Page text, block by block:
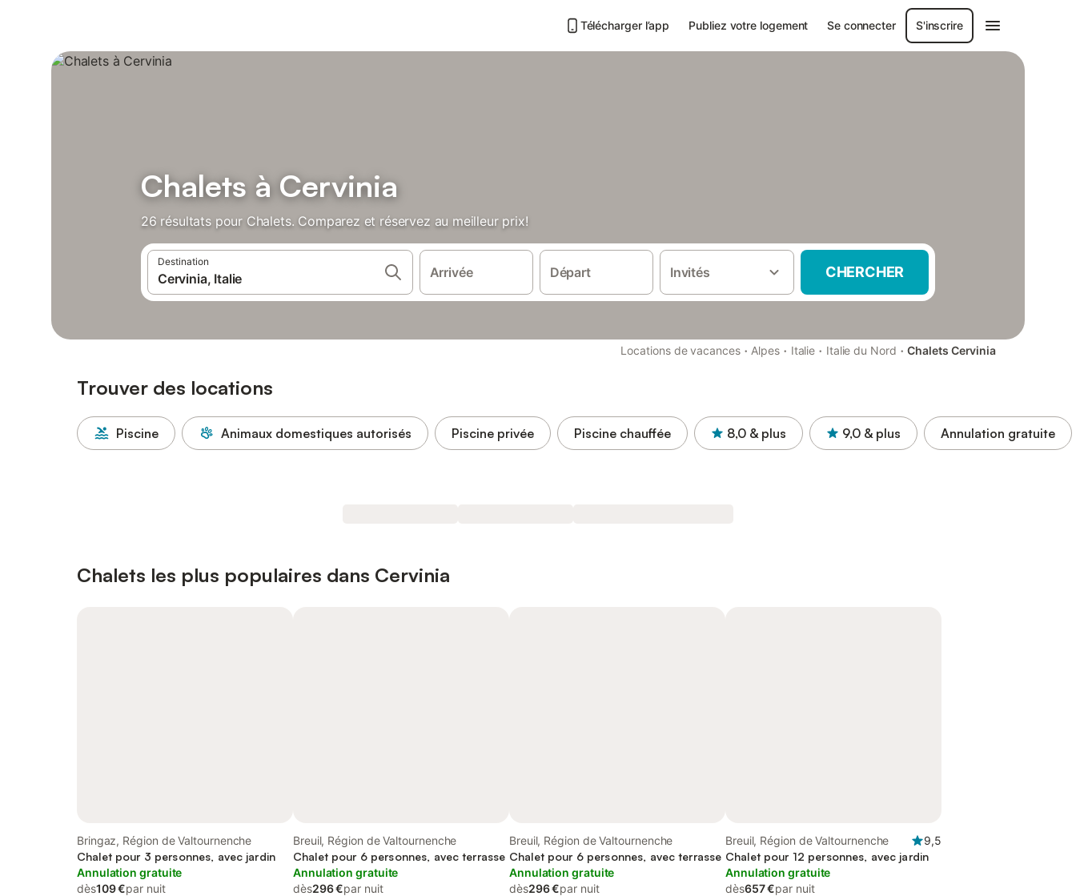
Télécharger l’app Publiez votre logement Se connecter S'inscrire
Chalets à Cervinia
26 résultats pour Chalets. Comparez et réservez au meilleur prix!
Destination
Arrivée Départ Invités CHERCHER
Locations de vacances · Alpes · Italie · Italie du Nord · Chalets Cervinia
Trouver des locations
Piscine Animaux domestiques autorisés Piscine privée Piscine chauffée 8,0 & plus 9,0 & plus Annulation gratuite
Chalets les plus populaires dans Cervinia
Bringaz, Région de Valtournenche
Chalet pour 3 personnes, avec jardin
Annulation gratuite
dès109 €par nuit
Breuil, Région de Valtournenche
Chalet pour 6 personnes, avec terrasse
Annulation gratuite
dès296 €par nuit
Breuil, Région de Valtournenche
Chalet pour 6 personnes, avec terrasse
Annulation gratuite
dès296 €par nuit
Breuil, Région de Valtournenche
9,5
Chalet pour 12 personnes, avec jardin
Annulation gratuite
dès657 €par nuit